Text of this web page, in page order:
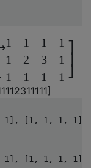
1
1
1
1
2
1
1
3
1
1
1
1
1112311111]
[1, 1, 1, 1]]